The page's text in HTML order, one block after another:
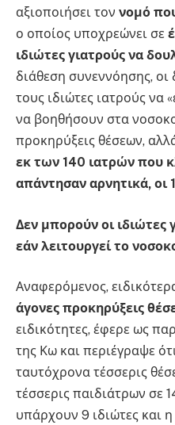
αξιοποιήσει τον νομό
ο οποίος υποχρεώνει σε
ιδιώτες γιατρούς να
διάθεση συνεννόησης, οι
τους ιδιώτες ιατρούς να
να βοηθήσουν στα
προκηρύξεις θέσεων,
εκ των 140 ιατρών που
απάντησαν αρνητικά, οι
Δεν μπορούν οι ιδιώτες
εάν λειτουργεί το
Αναφερόμενος,
άγονες προκηρύξεις
ειδικότητες, έφερε ως
της Κω και περιέγραψε
ταυτόχρονα τέσσερις
τέσσερις παιδιάτρων σε
υπάρχουν 9 ιδιώτες και